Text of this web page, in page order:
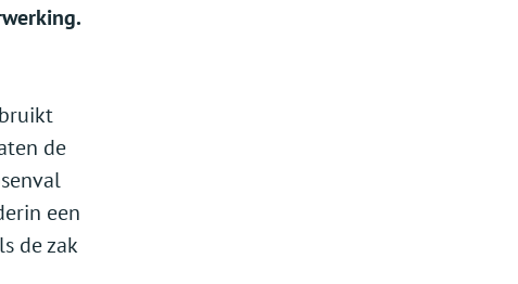
de
een
de zak